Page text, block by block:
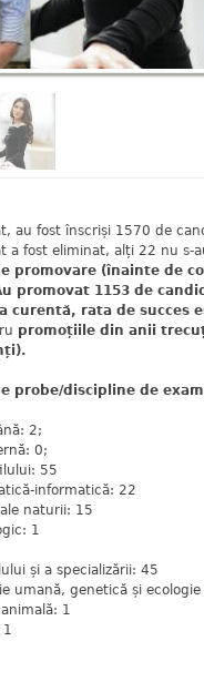
au fost înscriși 1570 de
a fost eliminat, alți 22 nu s-
promovare (înainte de
promovat 1153 de
curentă, rata de succes
promoțiile din anii
probe/discipline de
2;
0;
55
informatică: 22
naturii: 15
1
și a specializării: 45
umană, genetică și
1
1